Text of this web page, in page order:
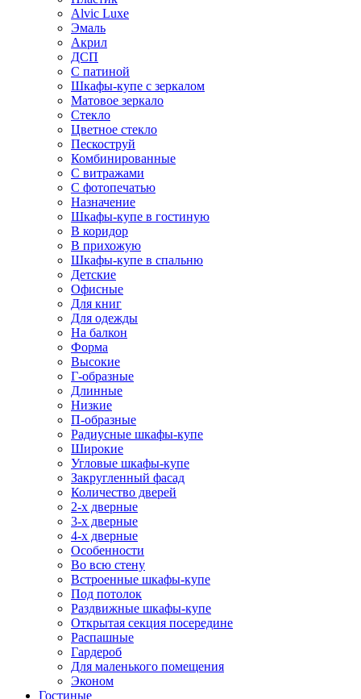
Alvic Luxe
Эмаль
Акрил
ДСП
С патиной
Шкафы-купе с зеркалом
Матовое зеркало
Стекло
Цветное стекло
Пескоструй
Комбинированные
С витражами
С фотопечатью
Назначение
Шкафы-купе в гостиную
В коридор
В прихожую
Шкафы-купе в спальню
Детские
Офисные
Для книг
Для одежды
На балкон
Форма
Высокие
Г-образные
Длинные
Низкие
П-образные
Радиусные шкафы-купе
Широкие
Угловые шкафы-купе
Закругленный фасад
Количество дверей
2-х дверные
3-х дверные
4-х дверные
Особенности
Во всю стену
Встроенные шкафы-купе
Под потолок
Раздвижные шкафы-купе
Открытая секция посередине
Распашные
Гардероб
Для маленького помещения
Эконом
Гостиные